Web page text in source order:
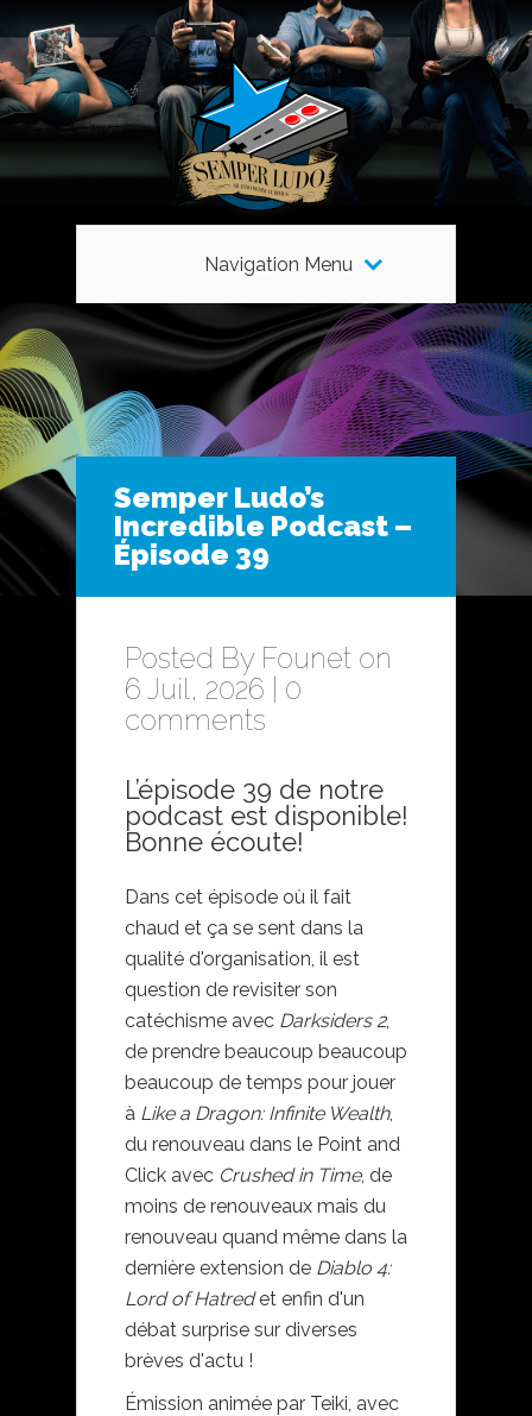
Navigation Menu
Semper Ludo’s
Incredible Podcast –
Épisode 39
Posted By Founet on
6 Juil, 2026 | 0
comments
L’épisode 39 de notre
podcast est disponible!
Bonne écoute!
Dans cet épisode où il fait
chaud et ça se sent dans la
qualité d'organisation, il est
question de revisiter son
catéchisme avec Darksiders 2,
de prendre beaucoup beaucoup
beaucoup de temps pour jouer
à Like a Dragon: Infinite Wealth,
du renouveau dans le Point and
Click avec Crushed in Time, de
moins de renouveaux mais du
renouveau quand même dans la
dernière extension de Diablo 4:
Lord of Hatredet enfin d'un
débat surprise sur diverses
brèves d'actu !
Émission animée par Teiki, avec